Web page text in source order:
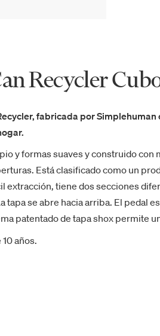
Recycler
fabricada por
y formas suaves y construido
Está clasificado como un
extracción, tiene dos secciones
tapa se abre hacia arriba. El pedal
patentado de tapa shox permite
años.